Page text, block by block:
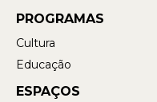
PROGRAMAS
Cultura
Educação
ESPAÇOS